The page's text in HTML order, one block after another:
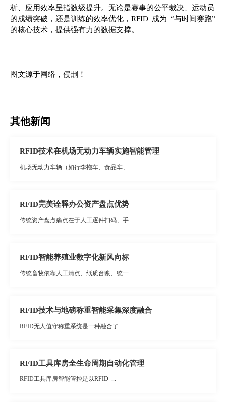
析、应用效率呈指数级提升。无论是赛事的公平裁决、运动员
的成绩突破，还是训练的效率优化，RFID 成为 “与时间赛跑”
的核心技术，提供强有力的数据支撑。
图文源于网络，侵删！
其他新闻
RFID技术在机场无动力车辆实施智能管理
机场无动力车辆（如行李拖车、食品车、 ...
RFID完美诠释办公资产盘点优势
传统资产盘点痛点在于人工逐件扫码、手 ...
RFID智能养殖业数字化新风向标
传统畜牧依靠人工清点、纸质台账、统一 ...
RFID技术与地磅称重智能采集深度融合
RFID无人值守称重系统是一种融合了 ...
RFID工具库房全生命周期自动化管理
RFID工具库房智能管控是以RFID ...